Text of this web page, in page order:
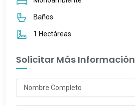
Baños
1 Hectáreas
Solicitar Más Información